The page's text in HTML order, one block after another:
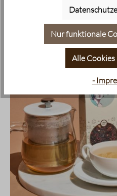
Nur funktionale
Alle
-